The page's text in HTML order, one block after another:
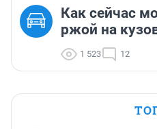
Как сейчас
ржой на
1 523 12